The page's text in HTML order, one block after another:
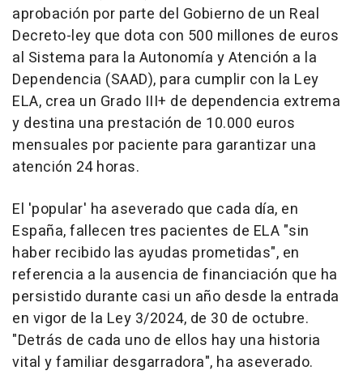
aprobación por parte del Gobierno de un Real
Decreto-ley que dota con 500 millones de euros
al Sistema para la Autonomía y Atención a la
Dependencia (SAAD), para cumplir con la Ley
ELA, crea un Grado III+ de dependencia extrema
y destina una prestación de 10.000 euros
mensuales por paciente para garantizar una
atención 24 horas.
El 'popular' ha aseverado que cada día, en
España, fallecen tres pacientes de ELA "sin
haber recibido las ayudas prometidas", en
referencia a la ausencia de financiación que ha
persistido durante casi un año desde la entrada
en vigor de la Ley 3/2024, de 30 de octubre.
"Detrás de cada uno de ellos hay una historia
vital y familiar desgarradora", ha aseverado.